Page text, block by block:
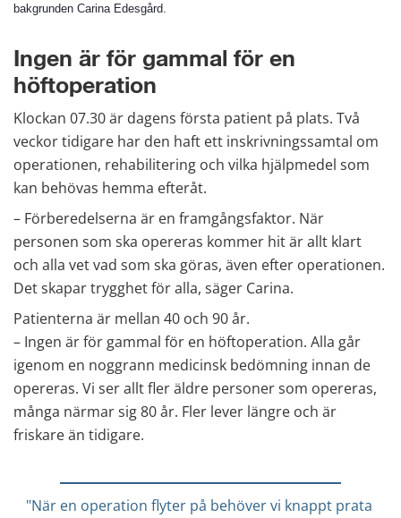
bakgrunden Carina Edesgård.
Ingen är för gammal för en
höftoperation
Klockan 07.30 är dagens första patient på plats. Två
veckor tidigare har den haft ett inskrivningssamtal om
operationen, rehabilitering och vilka hjälpmedel som
kan behövas hemma efteråt.
– Förberedelserna är en framgångsfaktor. När
personen som ska opereras kommer hit är allt klart
och alla vet vad som ska göras, även efter operationen.
Det skapar trygghet för alla, säger Carina.
Patienterna är mellan 40 och 90 år.
– Ingen är för gammal för en höftoperation. Alla går
igenom en noggrann medicinsk bedömning innan de
opereras. Vi ser allt fler äldre personer som opereras,
många närmar sig 80 år. Fler lever längre och är
friskare än tidigare.
"När en operation flyter på behöver vi knappt prata